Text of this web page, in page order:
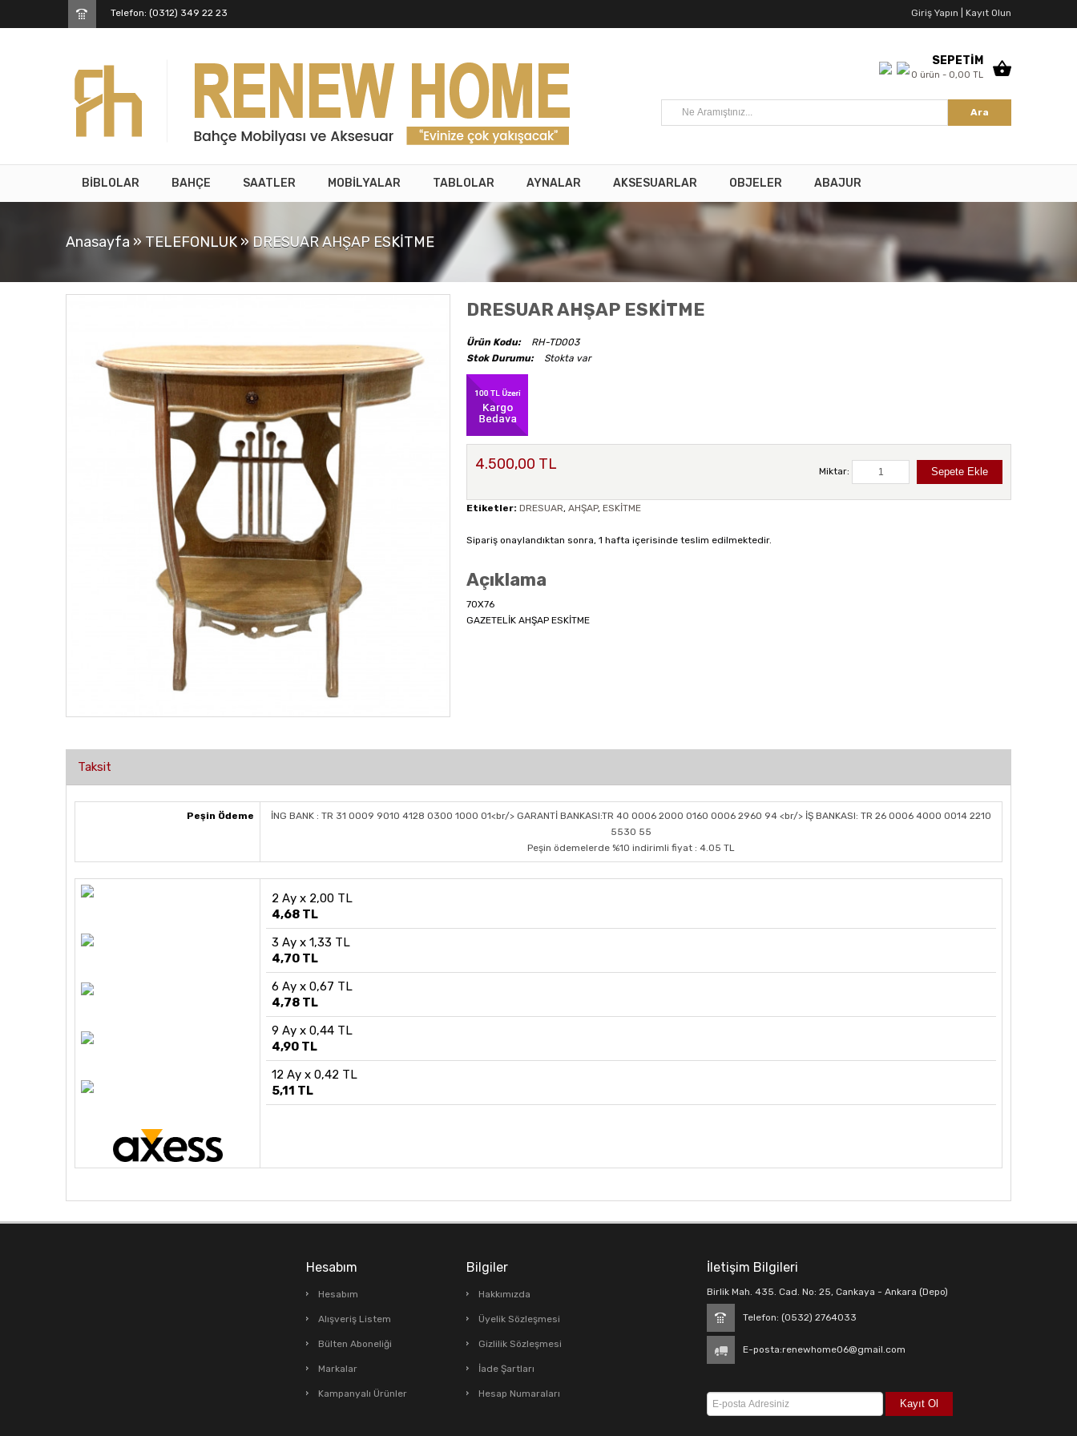
Telefon: (0312) 349 22 23 Giriş Yapın | Kayıt Olun
SEPETİM
0 ürün - 0,00 TL
Ara
BİBLOLAR BAHÇE SAATLER MOBİLYALAR TABLOLAR AYNALAR AKSESUARLAR OBJELER ABAJUR
Anasayfa »TELEFONLUK »DRESUAR AHŞAP ESKİTME
DRESUAR AHŞAP ESKİTME
Ürün Kodu:
RH-TD003
Stok Durumu:
Stokta var
4.500,00 TL Miktar:
Etiketler: DRESUAR, AHŞAP, ESKİTME
Sipariş onaylandıktan sonra, 1 hafta içerisinde teslim edilmektedir.
Açıklama
70X76
GAZETELİK AHŞAP ESKİTME
Taksit
Peşin Ödeme
İNG BANK : TR 31 0009 9010 4128 0300 1000 01<br/> GARANTİ BANKASI:TR 40 0006 2000 0160 0006 2960 94 <br/> İŞ BANKASI: TR 26 0006 4000 0014 2210
5530 55
Peşin ödemelerde %10 indirimli fiyat : 4.05 TL
2 Ay x 2,00 TL
4,68 TL
3 Ay x 1,33 TL
4,70 TL
6 Ay x 0,67 TL
4,78 TL
9 Ay x 0,44 TL
4,90 TL
12 Ay x 0,42 TL
5,11 TL
Hesabım
Hesabım
Alışveriş Listem
Bülten Aboneliği
Markalar
Kampanyalı Ürünler
Bilgiler
Hakkımızda
Üyelik Sözleşmesi
Gizlilik Sözleşmesi
İade Şartları
Hesap Numaraları
İletişim Bilgileri
Birlik Mah. 435. Cad. No: 25, Cankaya - Ankara (Depo)
Telefon: (0532) 2764033
E-posta:renewhome06@gmail.com